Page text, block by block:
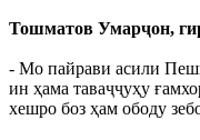
Тошматов Умарҷон,
- Мо пайрави асили
ин ҳама таваҷҷуҳу
хешро боз ҳам ободу